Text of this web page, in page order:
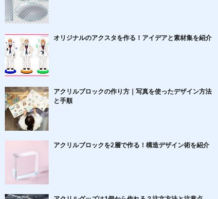
オリジナルのアクスタを作る！アイデアと素材集を紹介
アクリルブロックの作り方｜写真を使ったデザイン方法
と手順
アクリルブロックを2層で作る！構造デザイン術を紹介